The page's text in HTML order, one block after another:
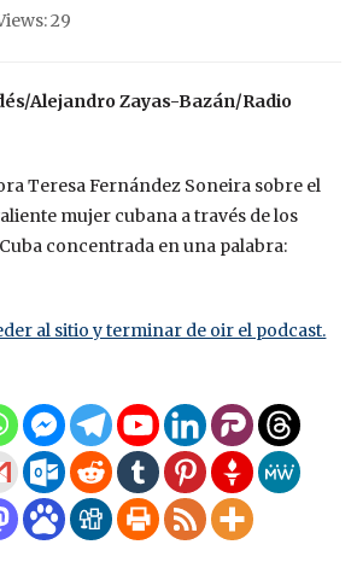
29
Alejandro Zayas-Bazán/Radio
Teresa Fernández Soneira sobre el
mujer cubana a través de los
concentrada en una palabra:
al sitio y terminar de oir el podcast.